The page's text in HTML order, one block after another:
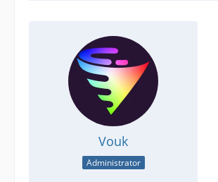
Vouk
Administrator